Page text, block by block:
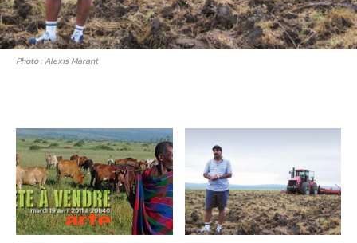
Photo : Alexis Marant